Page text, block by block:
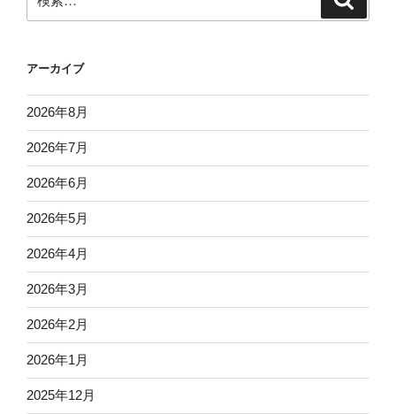
索:
アーカイブ
2026年8月
2026年7月
2026年6月
2026年5月
2026年4月
2026年3月
2026年2月
2026年1月
2025年12月